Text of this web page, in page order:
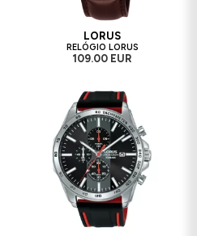
LORUS
RELÓGIO LORUS
109.00 EUR